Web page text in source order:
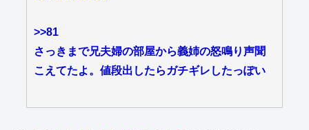
>>81
さっきまで兄夫婦の部屋から義姉の怒鳴り声聞
こえてたよ。値段出したらガチギレしたっぽい